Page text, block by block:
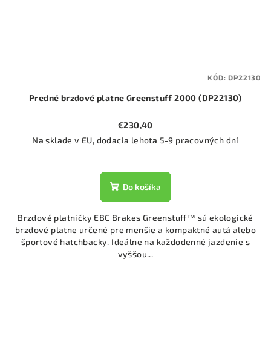
Predné brzdové platne Greenstuff 2000 (DP22130)
€230,40
Na sklade v EU, dodacia lehota 5-9 pracovných dní
Do košíka
Brzdové platničky EBC Brakes Greenstuff™ sú ekologické
brzdové platne určené pre menšie a kompaktné autá alebo
športové hatchbacky. Ideálne na každodenné jazdenie s
vyššou...
KÓD:DP22130